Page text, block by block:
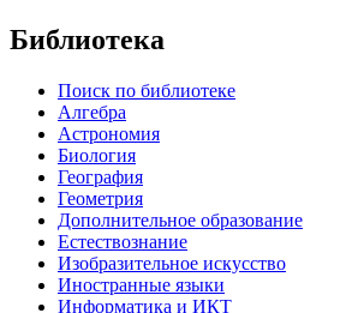
Библиотека
Поиск по библиотеке
Алгебра
Астрономия
Биология
География
Геометрия
Дополнительное образование
Естествознание
Изобразительное искусство
Иностранные языки
Информатика и ИКТ